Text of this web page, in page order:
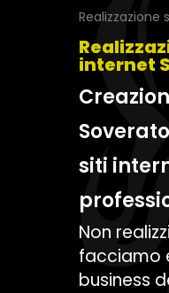
Realizzazione
internet
siti
Non
facciamo
business